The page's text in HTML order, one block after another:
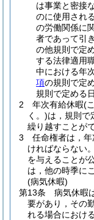
は事業と密接
のに使用され
の労働関係に
者であって引
の他規則で定
する法律適用
中における年
項の規則で定
規則で定める
2
年次有給休暇(
く。)は，規則で
繰り越すことが
3
任命権者は，
ければならない。
を与えることが
は，他の時季に
(病気休暇)
第13条
病気休暇
要があり，その
れる場合におけ